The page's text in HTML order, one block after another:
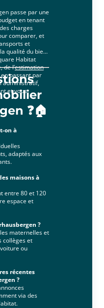
passe par une
en tenant
charges
comparer, et
et
qualité du bien
Habitat
de l’estimation
passant par
administratif,
et vous
❓🏠
on à
adaptés aux
maisons à
entre 80 et 120
espace et
?
maternelles et
collèges et
ou
récentes
?
via des